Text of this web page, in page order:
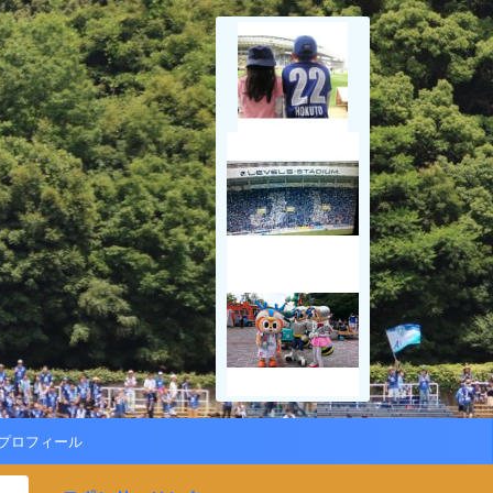
ロフィール